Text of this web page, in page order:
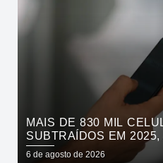
MAIS DE 830 MIL
SUBTRAÍDOS EM
6 de agosto de 2026